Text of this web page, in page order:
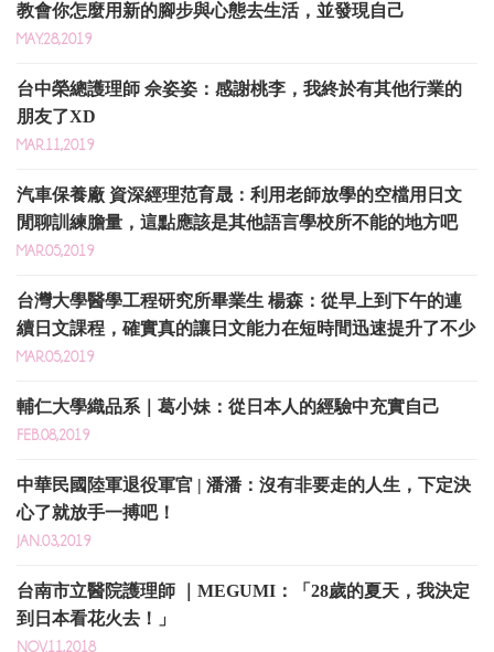
教會你怎麼用新的腳步與心態去生活，並發現自己
MAY.28,2019
台中榮總護理師 佘姿姿：感謝桃李，我終於有其他行業的
朋友了XD
MAR.11,2019
汽車保養廠 資深經理范育晟：利用老師放學的空檔用日文
閒聊訓練膽量，這點應該是其他語言學校所不能的地方吧
MAR.05,2019
台灣大學醫學工程研究所畢業生 楊森：從早上到下午的連
續日文課程，確實真的讓日文能力在短時間迅速提升了不少
MAR.05,2019
輔仁大學織品系｜葛小妹：從日本人的經驗中充實自己
FEB.08,2019
中華民國陸軍退役軍官 | 潘潘：沒有非要走的人生，下定決
心了就放手一搏吧！ ​
JAN.03,2019
台南市立醫院護理師 ｜MEGUMI：「28歲的夏天，我決定
到日本看花火去！」
NOV.11,2018